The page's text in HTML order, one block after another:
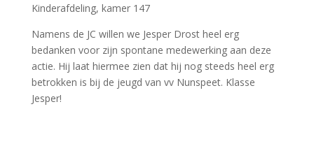
Kinderafdeling, kamer 147
Namens de JC willen we Jesper Drost heel erg
bedanken voor zijn spontane medewerking aan deze
actie. Hij laat hiermee zien dat hij nog steeds heel erg
betrokken is bij de jeugd van vv Nunspeet. Klasse
Jesper!